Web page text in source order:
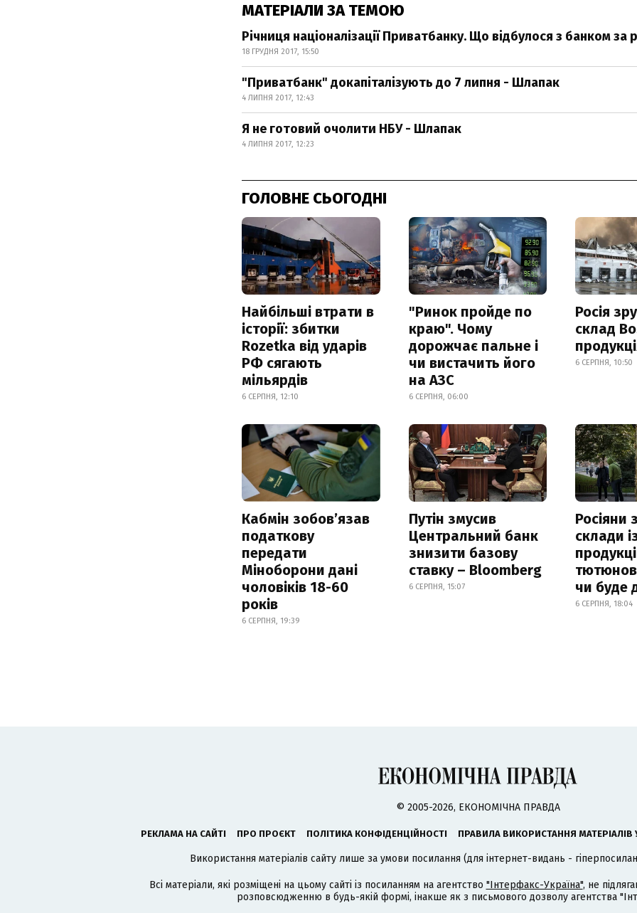
МАТЕРІАЛИ ЗА ТЕМОЮ
Річниця націоналізації Приватбанку. Що відбулося з банком за
18 ГРУДНЯ 2017, 15:50
"Приватбанк" докапіталізують до 7 липня - Шлапак
4 ЛИПНЯ 2017, 12:43
Я не готовий очолити НБУ - Шлапак
4 ЛИПНЯ 2017, 12:23
ГОЛОВНЕ СЬОГОДНІ
Найбільші втрати в
історії: збитки
Rozetka від ударів
РФ сягають
мільярдів
6 СЕРПНЯ, 12:10
"Ринок пройде по
краю". Чому
дорожчає пальне і
чи вистачить його
на АЗС
6 СЕРПНЯ, 06:00
Росія
склад
6 СЕРПНЯ, 10:50
Кабмін зобовʼязав
податкову
передати
Міноборони дані
чоловіків 18-60
років
6 СЕРПНЯ, 19:39
Путін змусив
Центральний банк
знизити базову
ставку – Bloomberg
6 СЕРПНЯ, 15:07
Росіяни
склади
чи буде
6 СЕРПНЯ, 18:04
© 2005-2026, ЕКОНОМІЧНА ПРАВДА
РЕКЛАМА НА САЙТІ ПРО ПРОЄКТ ПОЛІТИКА КОНФІДЕНЦІЙНОСТІ ПРАВИЛА ВИКОРИСТАННЯ МАТЕРІАЛІВ
Використання матеріалів сайту лише за умови посилання (для інтернет-видань -
Всі матеріали, які розміщені на цьому сайті із посиланням на агентство "Інтерфакс-Україна", не
розповсюдженню в будь-якій формі, інакше як з письмового дозволу агентства